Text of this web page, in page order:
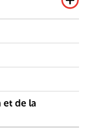
et de la